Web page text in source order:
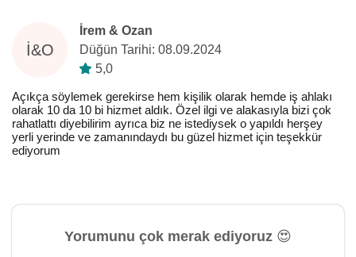
İ&O
İrem & Ozan
Düğün Tarihi: 08.09.2024
5,0
Açıkça söylemek gerekirse hem kişilik olarak hemde iş ahlakı
olarak 10 da 10 bi hizmet aldık. Özel ilgi ve alakasıyla bizi çok
rahatlattı diyebilirim ayrıca biz ne istediysek o yapıldı herşey
yerli yerinde ve zamanındaydı bu güzel hizmet için teşekkür
ediyorum
Yorumunu çok merak ediyoruz 😍